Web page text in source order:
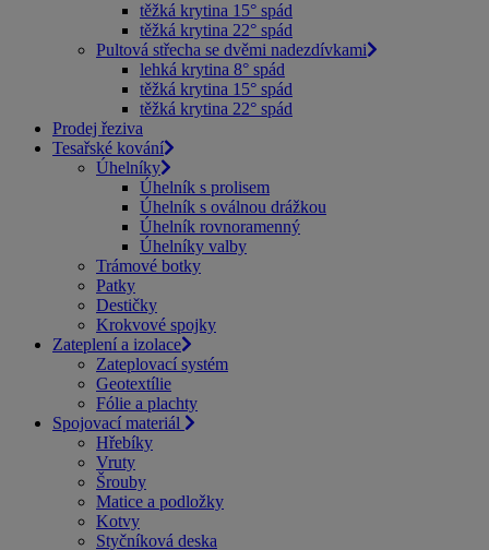
těžká krytina 15° spád
těžká krytina 22° spád
Pultová střecha se dvěmi nadezdívkami
lehká krytina 8° spád
těžká krytina 15° spád
těžká krytina 22° spád
Prodej řeziva
Tesařské kování
Úhelníky
Úhelník s prolisem
Úhelník s oválnou drážkou
Úhelník rovnoramenný
Úhelníky valby
Trámové botky
Patky
Destičky
Krokvové spojky
Zateplení a izolace
Zateplovací systém
Geotextílie
Fólie a plachty
Spojovací materiál
Hřebíky
Vruty
Šrouby
Matice a podložky
Kotvy
Styčníková deska